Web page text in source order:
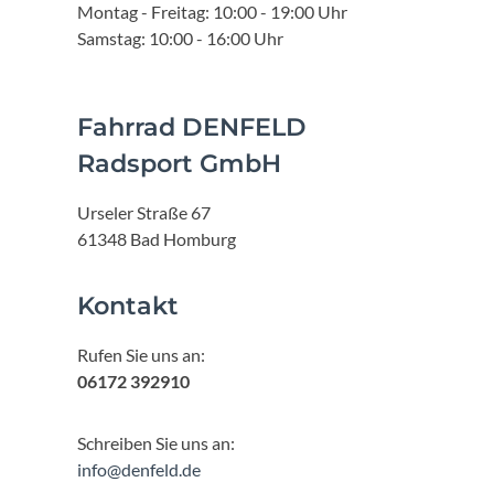
Montag - Freitag: 10:00 - 19:00 Uhr
Samstag: 10:00 - 16:00 Uhr
Fahrrad DENFELD
Radsport GmbH
Urseler Straße 67
61348 Bad Homburg
Kontakt
Rufen Sie uns an:
06172 392910
Schreiben Sie uns an:
info@denfeld.de